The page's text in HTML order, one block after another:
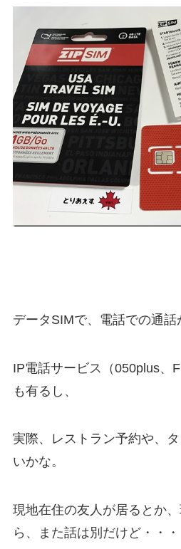
データSIMで、電話での通話
IP電話サービス（050plus、
も有るし、
実際、レストラン予約や、
いかな。
現地在住の友人が居るとか
ら、また話は別だけど・・・